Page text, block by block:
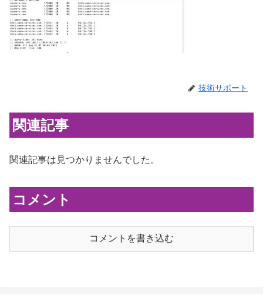
技術サポート
関連記事
関連記事は見つかりませんでした。
コメント
コメントを書き込む